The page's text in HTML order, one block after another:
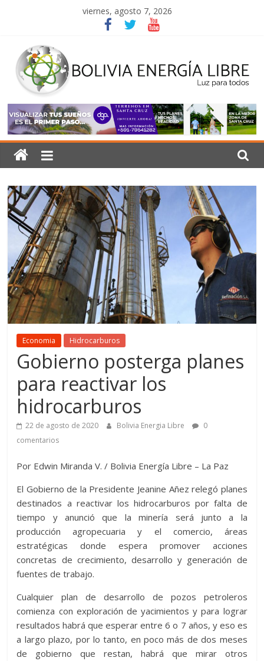
viernes, agosto 7, 2026
Bolivia
Energía
Libre
Luz
para
todos
Economia Hidrocarburos
Gobierno posterga planes
para reactivar los
hidrocarburos
22 de agosto de 2020 Bolivia Energia Libre
0
comentarios
Por Edwin Miranda V. / Bolivia Energía Libre – La Paz
El Gobierno de la Presidente Jeanine Añez relegó planes
destinados a reactivar los hidrocarburos por falta de
tiempo y anunció que la minería será junto a la
producción agropecuaria y el comercio, áreas
estratégicas donde espera promover acciones
concretas de crecimiento, desarrollo y generación de
fuentes de trabajo.
Cualquier plan de desarrollo de pozos petroleros
comienza con exploración de yacimientos y para lograr
resultados habrá que esperar entre 6 o 7 años, y eso es
a largo plazo, por lo tanto, en poco más de dos meses
de gobierno que restan, habrá que mirar otros